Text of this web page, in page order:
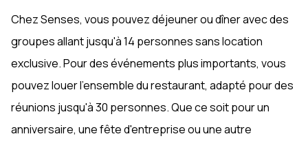
Chez Senses, vous pouvez déjeuner ou dîner avec des
groupes allant jusqu'à 14 personnes sans location
exclusive. Pour des événements plus importants, vous
pouvez louer l'ensemble du restaurant, adapté pour des
réunions jusqu'à 30 personnes. Que ce soit pour un
anniversaire, une fête d'entreprise ou une autre